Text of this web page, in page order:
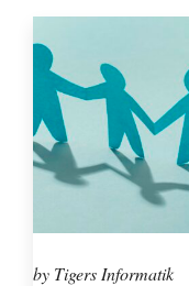
by Tigers Informatik